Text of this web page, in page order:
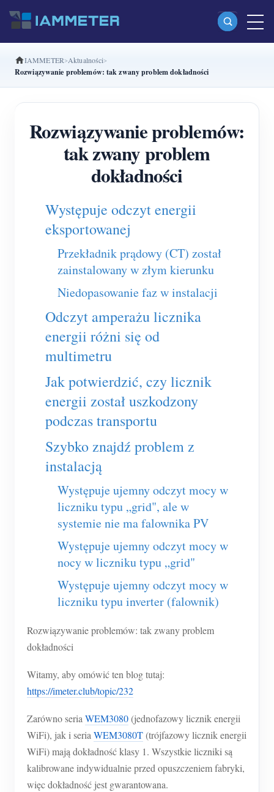
Produkty
(WEM2067)
Trójfazowy licznik energii Wi-Fi (WEM3080T)
Trójfazowy licznik energii Wi-Fi (WEM3046T)
Trójfazowy licznik energii Wi-Fi (WEM3050T)
Kontroler mocy WiFi
IAMMETER Cloud Pro
Usługa self-hosting
Ładowarka EV
Symulator IAMMETER
Licznik wirtualny
Aplikacje
Monitor energii systemu PV
Monitor zużycia energii elektrycznej
System sterowania grzałką PV
Automatyka domowa
Monitorowanie energii w fabryce
Sklep
Zasoby
Szybki start produktu
Dokumentacja
Film instruktażowy
FAQ
Aktualności
Blog
Społeczność
Program współtwórców
Centrum współtwórców
Aktywności IAMMETER
Forum
App Store
Ranking PV
Rozwiązania
Kontakt
O nas
IAMMETER Aktualności
Rozwiązywanie problemów: tak zwany problem dokładności
Rozwiązywanie problemów:
tak zwany problem
dokładności
Występuje odczyt energii
eksportowanej
Przekładnik prądowy (CT) został
zainstalowany w złym kierunku
Niedopasowanie faz w instalacji
Odczyt amperażu licznika
energii różni się od
multimetru
Jak potwierdzić, czy licznik
energii został uszkodzony
podczas transportu
Szybko znajdź problem z
instalacją
Występuje ujemny odczyt mocy w
liczniku typu „grid", ale w
systemie nie ma falownika PV
Występuje ujemny odczyt mocy w
nocy w liczniku typu „grid"
Występuje ujemny odczyt mocy w
liczniku typu inverter (falownik)
Rozwiązywanie problemów: tak zwany problem
dokładności
Witamy, aby omówić ten blog tutaj:
https://imeter.club/topic/232
Zarówno seriaWEM3080(jednofazowy licznik energii
WiFi), jak i seriaWEM3080T(trójfazowy licznik energii
WiFi) mają dokładność klasy 1. Wszystkie liczniki są
kalibrowane indywidualnie przed opuszczeniem fabryki,
więc dokładność jest gwarantowana.